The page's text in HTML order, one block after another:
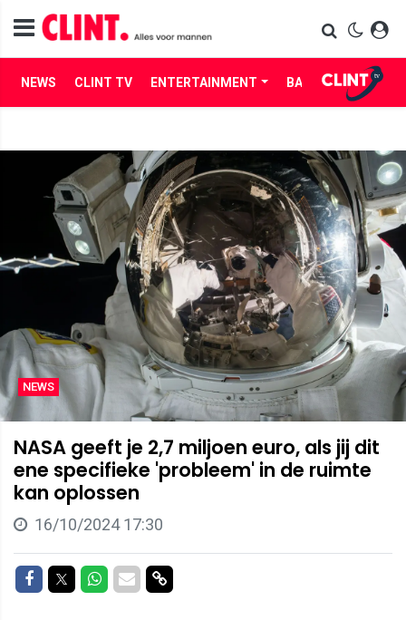
NEWS CLINT TV ENTERTAINMENT BABES LIFE
NEWS
NASA geeft je 2,7 miljoen euro, als jij dit
ene specifieke 'probleem' in de ruimte
kan oplossen
16/10/2024 17:30
Delen op Facebook
Delen op Twitter
Delen op Whatsapp
Delen via Mail
Delen via link